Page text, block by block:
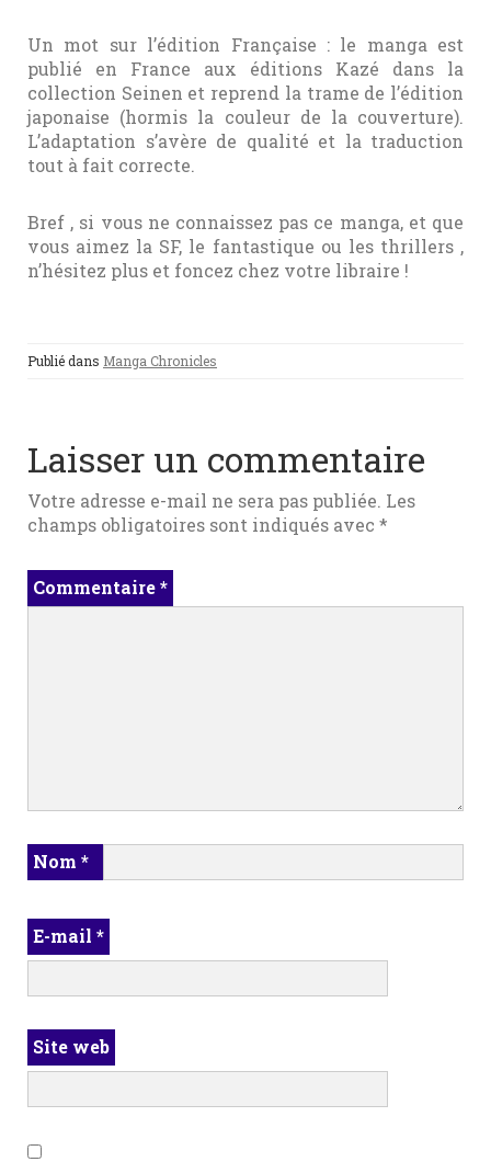
Un mot sur l’édition Française : le manga est
publié en France aux éditions Kazé dans la
collection Seinen et reprend la trame de l’édition
japonaise (hormis la couleur de la couverture).
L’adaptation s’avère de qualité et la traduction
tout à fait correcte.
Bref , si vous ne connaissez pas ce manga, et que
vous aimez la SF, le fantastique ou les thrillers ,
n’hésitez plus et foncez chez votre libraire !
Publié dans Manga Chronicles
Laisser un commentaire
Votre adresse e-mail ne sera pas publiée. Les
champs obligatoires sont indiqués avec *
Commentaire*
Nom *
E-mail *
Site web